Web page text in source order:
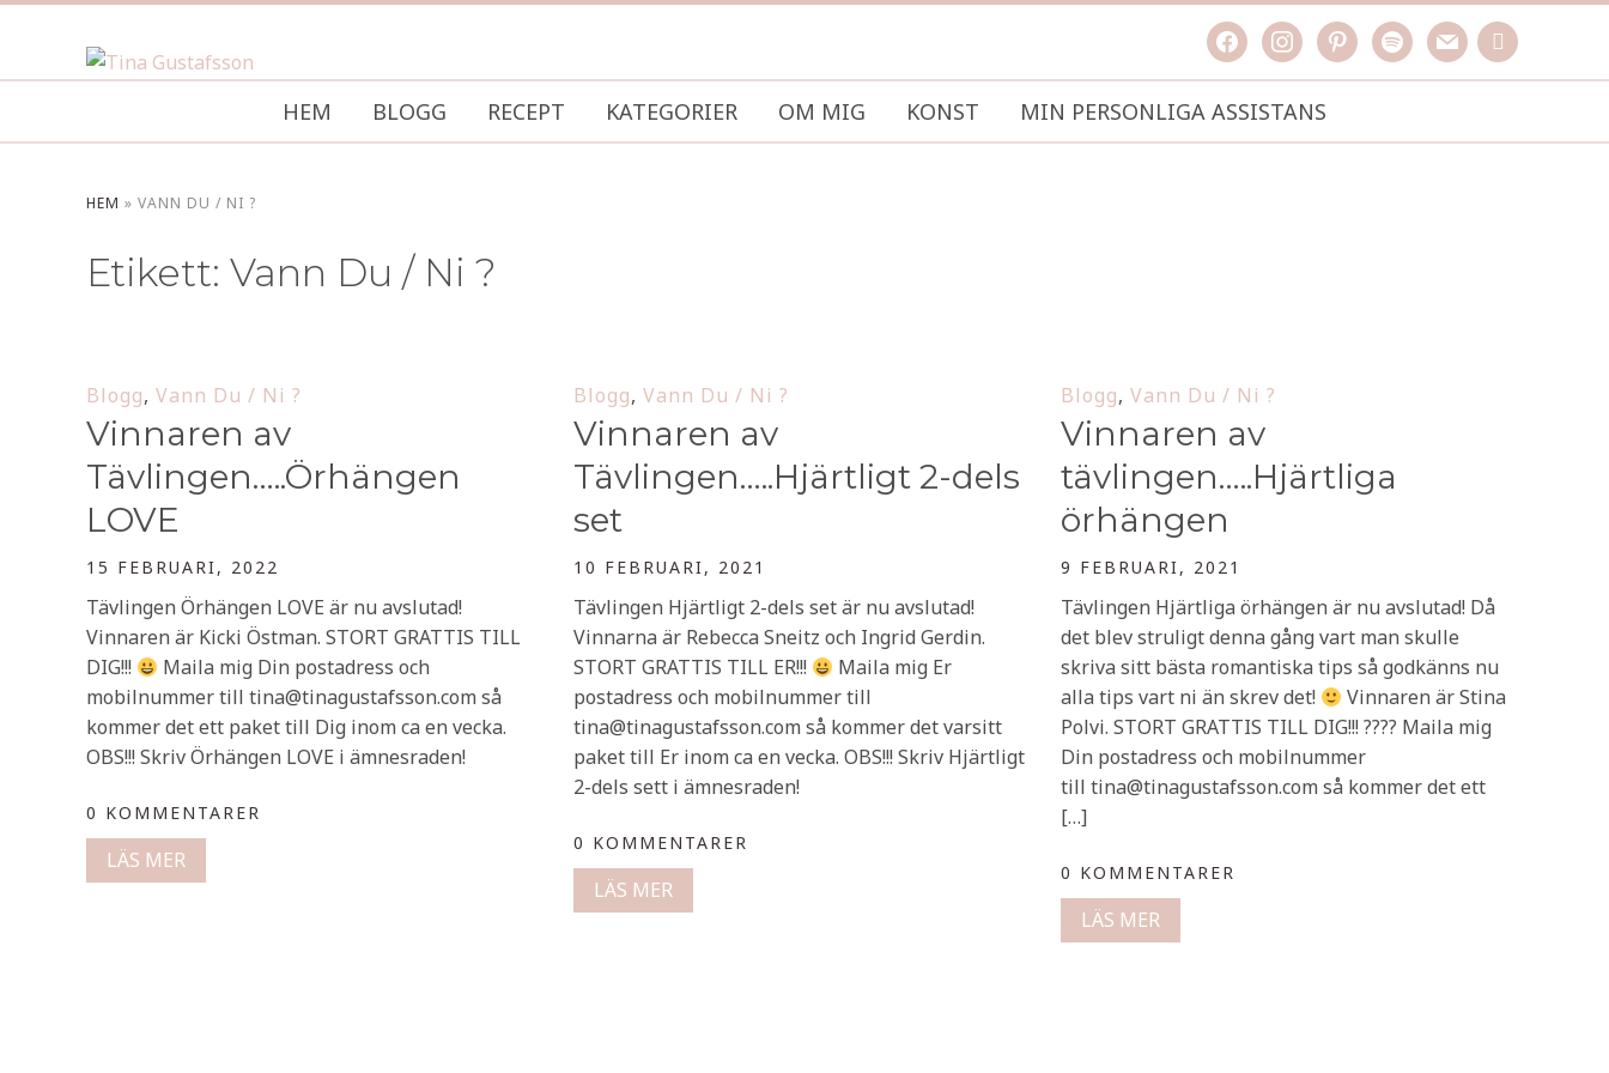
facebookinstagrampinterestspotifymail search
HEM BLOGG RECEPT KATEGORIER OM MIG KONST MIN PERSONLIGA ASSISTANS
HEM » VANN DU / NI ?
Etikett: Vann Du / Ni ?
Blogg, Vann Du / Ni ?
Vinnaren av
Tävlingen…..Örhängen
LOVE
15 FEBRUARI, 2022
Tävlingen Örhängen LOVE är nu avslutad!
Vinnaren är Kicki Östman. STORT GRATTIS TILL
DIG!!!
Maila mig Din postadress och
mobilnummer till tina@tinagustafsson.com så
kommer det ett paket till Dig inom ca en vecka.
OBS!!! Skriv Örhängen LOVE i ämnesraden!
0 KOMMENTARER
LÄS MER
Blogg, Vann Du / Ni ?
Vinnaren av
Tävlingen…..Hjärtligt 2-dels
set
10 FEBRUARI, 2021
Tävlingen Hjärtligt 2-dels set är nu avslutad!
Vinnarna är Rebecca Sneitz och Ingrid Gerdin.
STORT GRATTIS TILL ER!!!
Maila mig Er
postadress och mobilnummer till
tina@tinagustafsson.com så kommer det varsitt
paket till Er inom ca en vecka. OBS!!! Skriv Hjärtligt
2-dels sett i ämnesraden!
0 KOMMENTARER
LÄS MER
Blogg, Vann Du / Ni ?
Vinnaren av
tävlingen…..Hjärtliga
örhängen
9 FEBRUARI, 2021
Tävlingen Hjärtliga örhängen är nu avslutad! Då
det blev struligt denna gång vart man skulle
skriva sitt bästa romantiska tips så godkänns nu
alla tips vart ni än skrev det!
Vinnaren är Stina
Polvi. STORT GRATTIS TILL DIG!!! ???? Maila mig
Din postadress och mobilnummer
till tina@tinagustafsson.com så kommer det ett
[…]
0 KOMMENTARER
LÄS MER